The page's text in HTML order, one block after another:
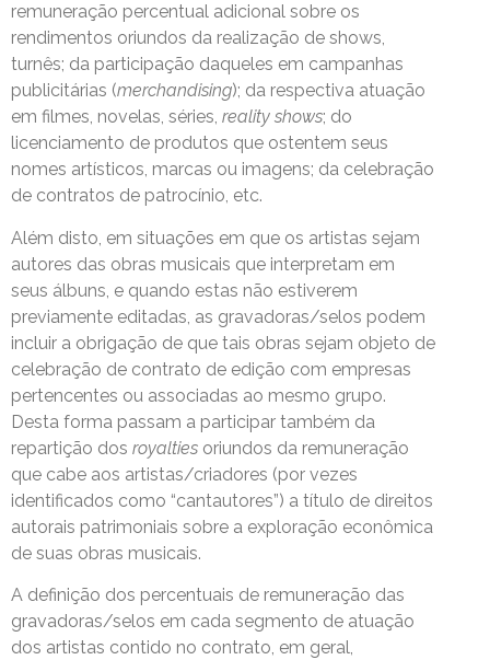
remuneração percentual adicional sobre os
rendimentos oriundos da realização de shows,
turnês; da participação daqueles em campanhas
publicitárias (merchandising); da respectiva atuação
em filmes, novelas, séries, reality shows; do
licenciamento de produtos que ostentem seus
nomes artísticos, marcas ou imagens; da celebração
de contratos de patrocínio, etc.
Além disto, em situações em que os artistas sejam
autores das obras musicais que interpretam em
seus álbuns, e quando estas não estiverem
previamente editadas, as gravadoras/selos podem
incluir a obrigação de que tais obras sejam objeto de
celebração de contrato de edição com empresas
pertencentes ou associadas ao mesmo grupo.
Desta forma passam a participar também da
repartição dos royalties oriundos da remuneração
que cabe aos artistas/criadores (por vezes
identificados como “cantautores”) a título de direitos
autorais patrimoniais sobre a exploração econômica
de suas obras musicais.
A definição dos percentuais de remuneração das
gravadoras/selos em cada segmento de atuação
dos artistas contido no contrato, em geral,